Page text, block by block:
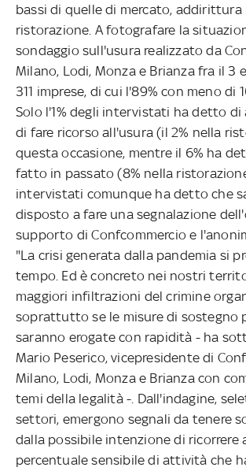
bassi di quelle di mercato, addirittura
ristorazione. A fotografare la
sondaggio sull'usura realizzato da
Milano, Lodi, Monza e Brianza fra il 3
311 imprese, di cui l'89% con meno di
Solo l'1% degli intervistati ha detto di
di fare ricorso all'usura (il 2% nella
questa occasione, mentre il 6% ha
fatto in passato (8% nella
intervistati comunque ha detto che
disposto a fare una segnalazione
supporto di Confcommercio e
"La crisi generata dalla pandemia si
tempo. Ed è concreto nei nostri
maggiori infiltrazioni del crimine
soprattutto se le misure di sostegno
saranno erogate con rapidità - ha
Mario Peserico, vicepresidente di
Milano, Lodi, Monza e Brianza con
temi della legalità -. Dall'indagine,
settori, emergono segnali da tenere
dalla possibile intenzione di ricorrere
percentuale sensibile di attività che